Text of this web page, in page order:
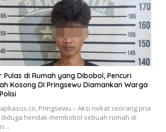
Pulas di Rumah yang Dibobol, Pencuri
Kosong DI Pringsewu Diamankan Warga
Pringsewu – Aksi nekat seorang pria
hendak membobol sebuah rumah di